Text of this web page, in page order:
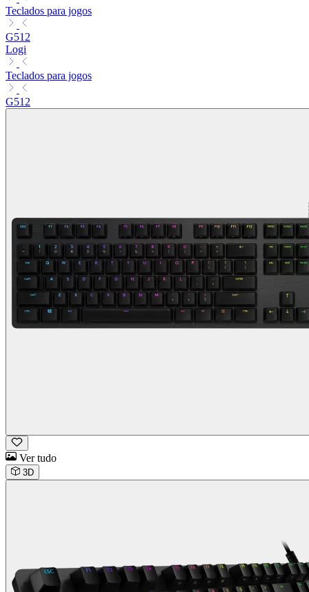
Teclados para jogos
G512
Logi
Teclados para jogos
G512
Ver tudo
3D